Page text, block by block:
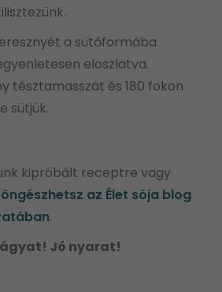
a sütőformába
eloszlatva.
tésztamasszát és 180 fokon
sütjük.
kipróbált receptre vagy
az Élet sója blog
.
Jó nyarat!